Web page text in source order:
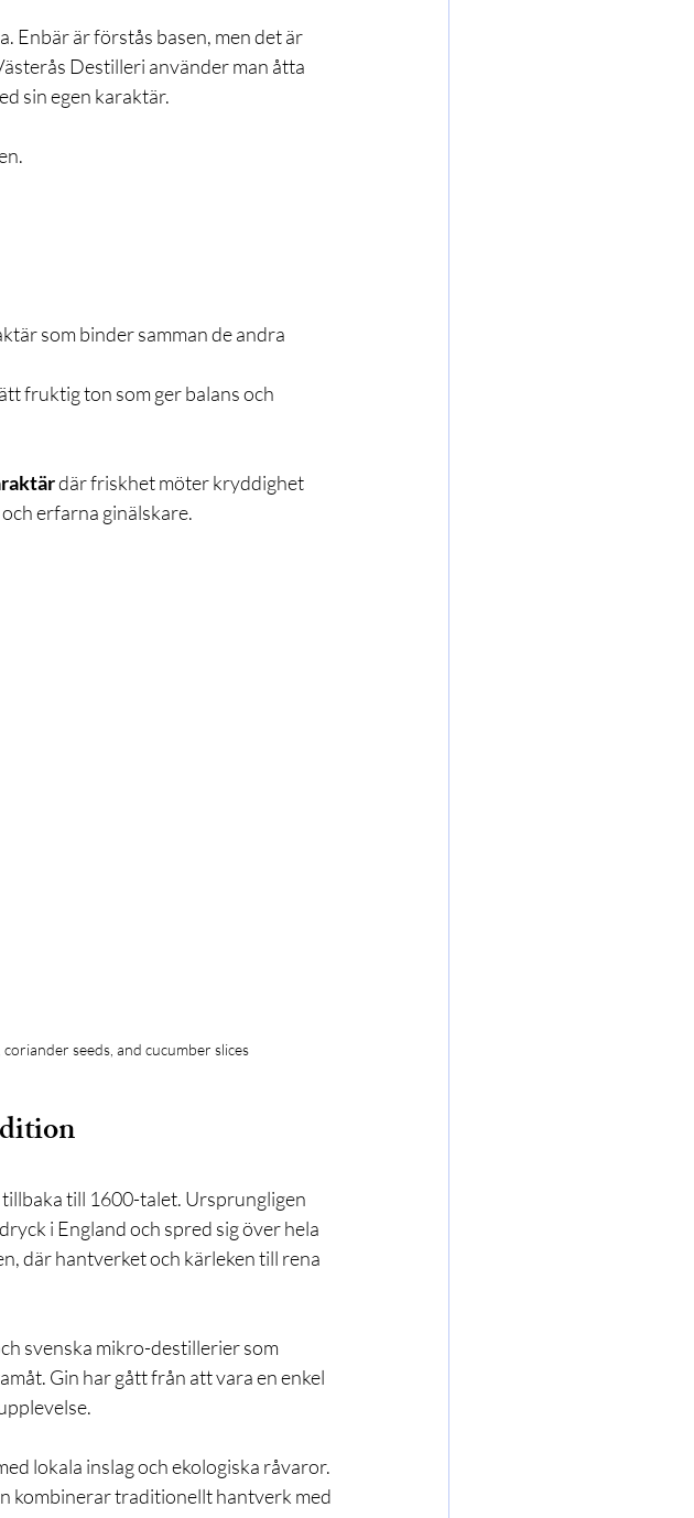
Enbär är förstås basen, men det är
Destilleri använder man åtta
sin egen karaktär.
som binder samman de andra
fruktig ton som ger balans och
där friskhet möter kryddighet
erfarna ginälskare.
seeds, and cucumber slices
till 1600-talet. Ursprungligen
i England och spred sig över hela
där hantverket och kärleken till rena
svenska mikro-destillerier som
Gin har gått från att vara en enkel
lokala inslag och ekologiska råvaror.
kombinerar traditionellt hantverk med